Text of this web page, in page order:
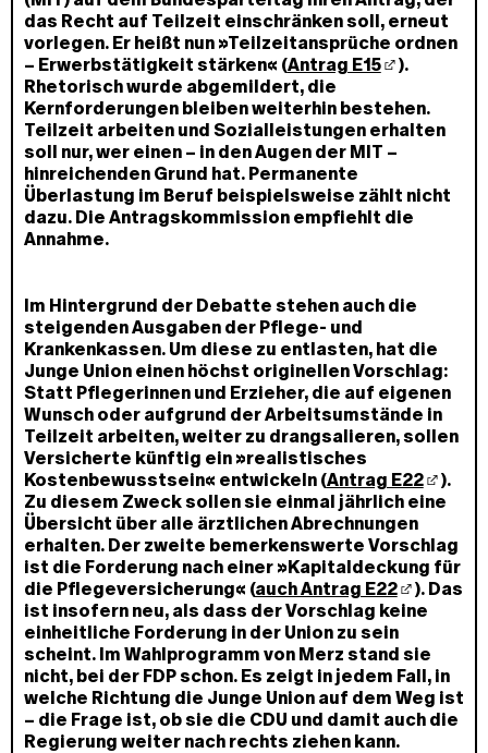
das Recht auf Teilzeit einschränken soll, erneut
vorlegen. Er heißt nun »Teilzeitansprüche ordnen
– Erwerbstätigkeit stärken« (Antrag E15
).
Rhetorisch wurde abgemildert, die
Kernforderungen bleiben weiterhin bestehen.
Teilzeit arbeiten und Sozialleistungen erhalten
soll nur, wer einen – in den Augen der MIT –
hinreichenden Grund hat. Permanente
Überlastung im Beruf beispielsweise zählt nicht
dazu. Die Antragskommission empfiehlt die
Annahme.
Im Hintergrund der Debatte stehen auch die
steigenden Ausgaben der Pflege- und
Krankenkassen. Um diese zu entlasten, hat die
Junge Union einen höchst originellen Vorschlag:
Statt Pflegerinnen und Erzieher, die auf eigenen
Wunsch oder aufgrund der Arbeitsumstände in
Teilzeit arbeiten, weiter zu drangsalieren, sollen
Versicherte künftig ein »realistisches
Kostenbewusstsein« entwickeln (Antrag E22
).
Zu diesem Zweck sollen sie einmal jährlich eine
Übersicht über alle ärztlichen Abrechnungen
erhalten. Der zweite bemerkenswerte Vorschlag
ist die Forderung nach einer »Kapitaldeckung für
die Pflegeversicherung« (auch Antrag E22
). Das
ist insofern neu, als dass der Vorschlag keine
einheitliche Forderung in der Union zu sein
scheint. Im Wahlprogramm von Merz stand sie
nicht, bei der FDP schon. Es zeigt in jedem Fall, in
welche Richtung die Junge Union auf dem Weg ist
– die Frage ist, ob sie die CDU und damit auch die
Regierung weiter nach rechts ziehen kann.